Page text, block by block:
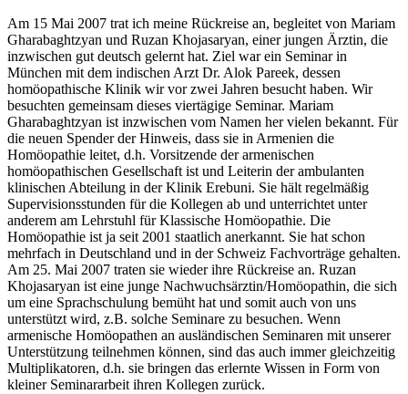
Am 15 Mai 2007 trat ich meine Rückreise an, begleitet von Mariam
Gharabaghtzyan und Ruzan Khojasaryan, einer jungen Ärztin, die
inzwischen gut deutsch gelernt hat. Ziel war ein Seminar in
München mit dem indischen Arzt Dr. Alok Pareek, dessen
homöopathische Klinik wir vor zwei Jahren besucht haben. Wir
besuchten gemeinsam dieses viertägige Seminar. Mariam
Gharabaghtzyan ist inzwischen vom Namen her vielen bekannt. Für
die neuen Spender der Hinweis, dass sie in Armenien die
Homöopathie leitet, d.h. Vorsitzende der armenischen
homöopathischen Gesellschaft ist und Leiterin der ambulanten
klinischen Abteilung in der Klinik Erebuni. Sie hält regelmäßig
Supervisionsstunden für die Kollegen ab und unterrichtet unter
anderem am Lehrstuhl für Klassische Homöopathie. Die
Homöopathie ist ja seit 2001 staatlich anerkannt. Sie hat schon
mehrfach in Deutschland und in der Schweiz Fachvorträge gehalten.
Am 25. Mai 2007 traten sie wieder ihre Rückreise an. Ruzan
Khojasaryan ist eine junge Nachwuchsärztin/Homöopathin, die sich
um eine Sprachschulung bemüht hat und somit auch von uns
unterstützt wird, z.B. solche Seminare zu besuchen. Wenn
armenische Homöopathen an ausländischen Seminaren mit unserer
Unterstützung teilnehmen können, sind das auch immer gleichzeitig
Multiplikatoren, d.h. sie bringen das erlernte Wissen in Form von
kleiner Seminararbeit ihren Kollegen zurück.